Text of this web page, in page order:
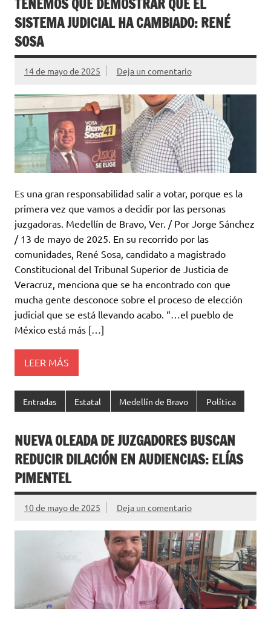
TENEMOS QUE DEMOSTRAR QUE EL
SISTEMA JUDICIAL HA CAMBIADO: RENÉ
SOSA
14 de mayo de 2025 Deja un comentario
Es una gran responsabilidad salir a votar, porque es la
primera vez que vamos a decidir por las personas
juzgadoras. Medellín de Bravo, Ver. / Por Jorge Sánchez
/ 13 de mayo de 2025. En su recorrido por las
comunidades, René Sosa, candidato a magistrado
Constitucional del Tribunal Superior de Justicia de
Veracruz, menciona que se ha encontrado con que
mucha gente desconoce sobre el proceso de elección
judicial que se está llevando acabo. “…el pueblo de
México está más […]
LEER MÁS
Entradas Estatal Medellín de Bravo Política
NUEVA OLEADA DE JUZGADORES BUSCAN
REDUCIR DILACIÓN EN AUDIENCIAS: ELÍAS
PIMENTEL
10 de mayo de 2025 Deja un comentario